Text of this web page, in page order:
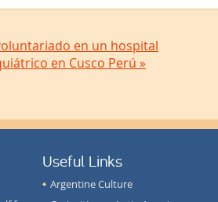
en un hospital
en Cusco Perú »
Useful Links
Argentine Culture